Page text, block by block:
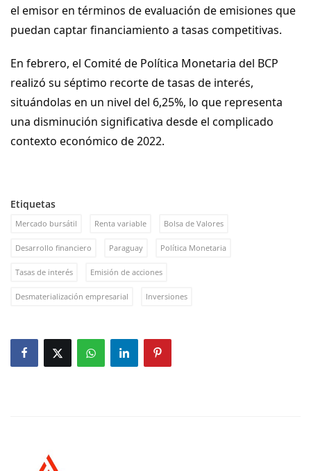
el emisor en términos de evaluación de emisiones que
En febrero, el Comité de Política Monetaria del BCP
realizó su séptimo recorte de tasas de interés,
situándolas en un nivel del 6,25%, lo que representa
una disminución significativa desde el complicado
contexto económico de 2022.
Etiquetas
Mercado bursátil Renta variable Bolsa de Valores
Desarrollo financiero Paraguay Política Monetaria
Tasas de interés Emisión de acciones
Desmaterialización empresarial Inversiones